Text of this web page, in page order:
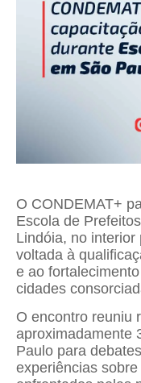
O CONDEMAT+
Escola de
Lindóia, no
voltada à
e ao
cidades
O encontro reuniu
aproximadamente
Paulo para
experiências